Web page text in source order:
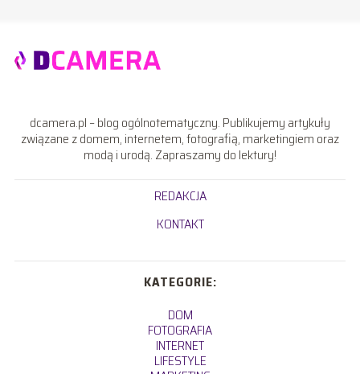
dcamera.pl – blog ogólnotematyczny. Publikujemy artykuły
związane z domem, internetem, fotografią, marketingiem oraz
modą i urodą. Zapraszamy do lektury!
REDAKCJA
KONTAKT
KATEGORIE:
DOM
FOTOGRAFIA
INTERNET
LIFESTYLE